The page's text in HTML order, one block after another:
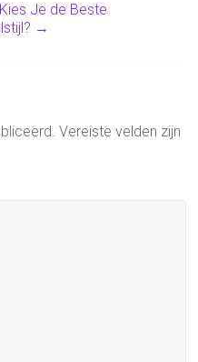
Je de Beste
→
Vereiste velden zijn